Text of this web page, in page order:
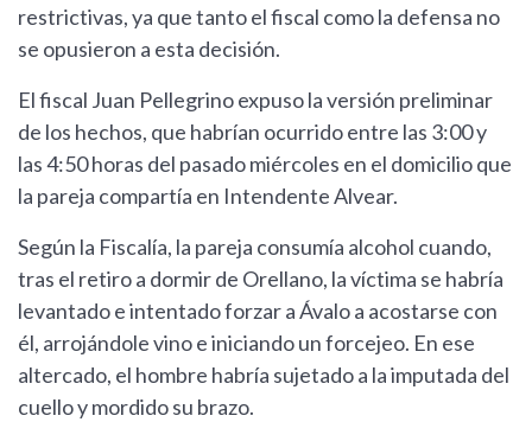
restrictivas, ya que tanto el fiscal como la defensa no
se opusieron a esta decisión.
El fiscal Juan Pellegrino expuso la versión preliminar
de los hechos, que habrían ocurrido entre las 3:00 y
las 4:50 horas del pasado miércoles en el domicilio que
la pareja compartía en Intendente Alvear.
Según la Fiscalía, la pareja consumía alcohol cuando,
tras el retiro a dormir de Orellano, la víctima se habría
levantado e intentado forzar a Ávalo a acostarse con
él, arrojándole vino e iniciando un forcejeo. En ese
altercado, el hombre habría sujetado a la imputada del
cuello y mordido su brazo.